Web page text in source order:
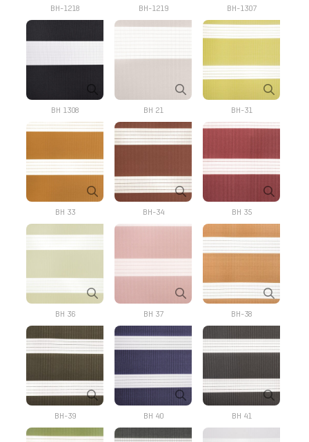
BH-1218 BH-1219 BH-1307
BH 1308 BH 21 BH-31
BH 33 BH-34 BH 35
BH 36 BH 37 BH-38
BH-39 BH 40 BH 41